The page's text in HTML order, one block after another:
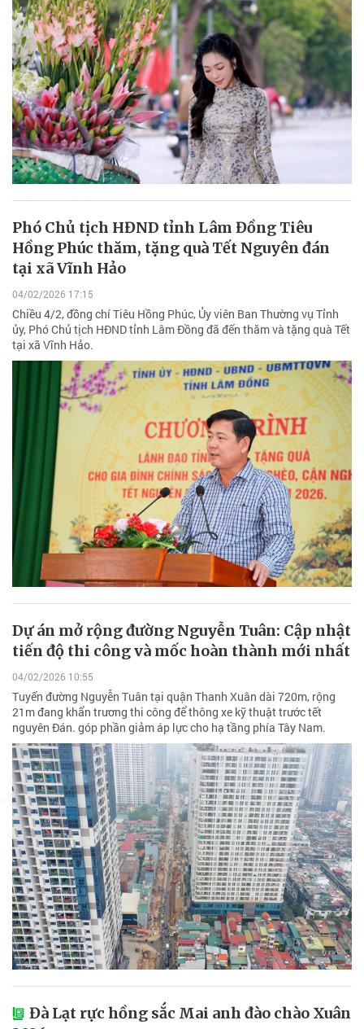
Phó Chủ tịch HĐND tỉnh Lâm Đồng Tiêu
Hồng Phúc thăm, tặng quà Tết Nguyên đán
tại xã Vĩnh Hảo
04/02/2026 17:15
Chiều 4/2, đồng chí Tiêu Hồng Phúc, Ủy viên Ban Thường vụ Tỉnh
ủy, Phó Chủ tịch HĐND tỉnh Lâm Đồng đã đến thăm và tặng quà Tết
tại xã Vĩnh Hảo.
Dự án mở rộng đường Nguyễn Tuân: Cập nhật
tiến độ thi công và mốc hoàn thành mới nhất
04/02/2026 10:55
Tuyến đường Nguyễn Tuân tại quận Thanh Xuân dài 720m, rộng
21m đang khẩn trương thi công để thông xe kỹ thuật trước tết
nguyên Đán. góp phần giảm áp lực cho hạ tầng phía Tây Nam.
Đà Lạt rực hồng sắc Mai anh đào chào Xuân